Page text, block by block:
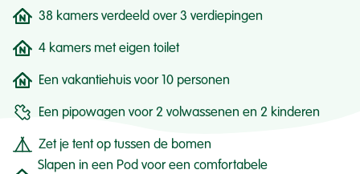
38 kamers verdeeld over 3 verdiepingen
4 kamers met eigen toilet
Een vakantiehuis voor 10 personen
Een pipowagen voor 2 volwassenen en 2 kinderen
Zet je tent op tussen de bomen
Slapen in een Pod voor een comfortabele